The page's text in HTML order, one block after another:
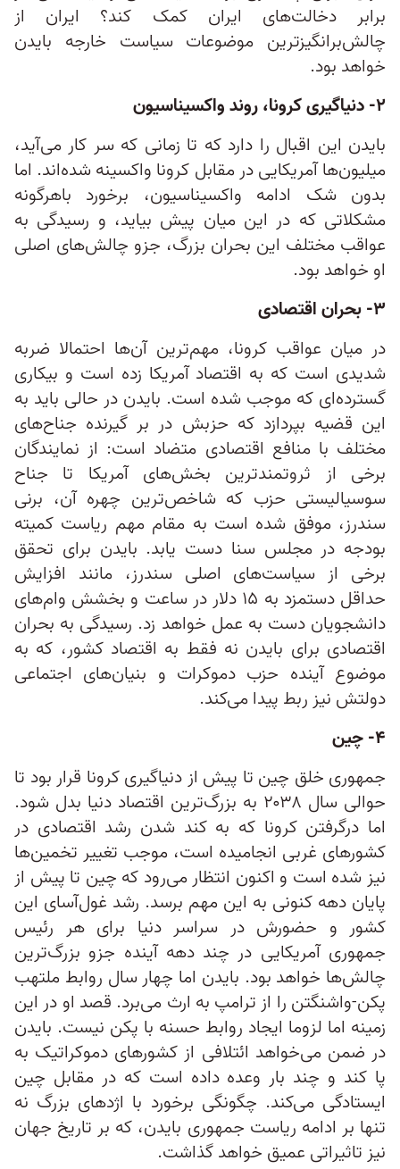
برابر دخالت‌های ایران کمک کند؟ ایران از
چالش‌برانگیزترین موضوعات سیاست خارجه بایدن
خواهد بود.
۲- دنیاگیری کرونا، روند واکسیناسیون
بایدن این اقبال را دارد که تا زمانی که سر کار می‌آید،
میلیون‌ها آمریکایی در مقابل کرونا واکسینه شده‌اند. اما
بدون شک ادامه واکسیناسیون، برخورد باهرگونه
مشکلاتی که در این میان پیش بیاید، و رسیدگی به
عواقب مختلف این بحران بزرگ، جزو چالش‌های اصلی
او خواهد بود.
۳- بحران اقتصادی
در میان عواقب کرونا، مهم‌ترین آن‌ها احتمالا ضربه
شدیدی است که به اقتصاد آمریکا زده است و بیکاری
گسترده‌ای که موجب شده است. بایدن در حالی باید به
این قضیه بپردازد که حزبش در بر گیرنده جناح‌های
مختلف با منافع اقتصادی متضاد است: از نمایندگان
برخی از ثروتمندترین بخش‌های آمریکا تا جناح
سوسیالیستی حزب که شاخص‌ترین چهره آن، برنی
سندرز، موفق شده است به مقام مهم ریاست کمیته
بودجه در مجلس سنا دست یابد. بایدن برای تحقق
برخی از سیاست‌های اصلی سندرز، مانند افزایش
حداقل دستمزد به ۱۵ دلار در ساعت و بخشش وام‌های
دانشجویان دست به عمل خواهد زد. رسیدگی به بحران
اقتصادی برای بایدن نه فقط به اقتصاد کشور، که به
موضوع آینده حزب دموکرات و بنیان‌های اجتماعی
دولتش نیز ربط پیدا می‌کند.
۴- چین
جمهوری خلق چین تا پیش از دنیاگیری کرونا قرار بود تا
حوالی سال ۲۰۳۸ به بزرگ‌ترین اقتصاد دنیا بدل شود.
اما درگرفتن کرونا که به کند شدن رشد اقتصادی در
کشورهای غربی انجامیده است، موجب تغییر تخمین‌ها
نیز شده است و اکنون انتظار می‌رود که چین تا پیش از
پایان دهه کنونی به این مهم برسد. رشد غول‌آسای این
کشور و حضورش در سراسر دنیا برای هر رئیس‌
جمهوری آمریکایی در چند دهه آینده جزو بزرگ‌ترین
چالش‌ها خواهد بود. بایدن اما چهار سال روابط ملتهب
پکن-واشنگتن را از ترامپ به ارث می‌برد. قصد او در این
زمینه اما لزوما ایجاد روابط حسنه با پکن نیست. بایدن
در ضمن می‌خواهد ائتلافی از کشورهای دموکراتیک به
پا کند و چند بار وعده داده است که در مقابل چین
ایستادگی می‌کند. چگونگی برخورد با اژدهای بزرگ نه
تنها بر ادامه ریاست‌ جمهوری بایدن، که بر تاریخ جهان
نیز تاثیراتی عمیق خواهد گذاشت.